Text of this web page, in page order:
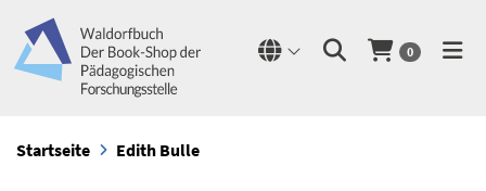
0
Startseite Edith Bulle